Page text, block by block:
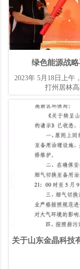
绿色能源战
2023年 5月18日上午
打州居林
关于山东金晶科技